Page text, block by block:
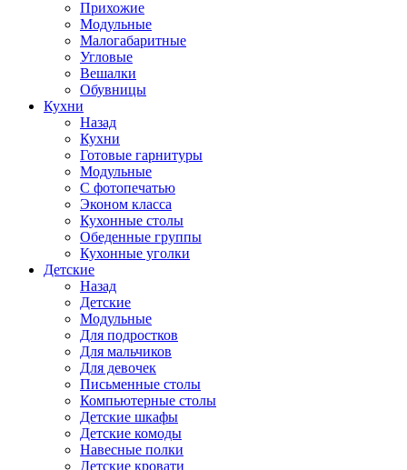
Прихожие
Модульные
Малогабаритные
Угловые
Вешалки
Обувницы
Кухни
Назад
Кухни
Готовые гарнитуры
Модульные
С фотопечатью
Эконом класса
Кухонные столы
Обеденные группы
Кухонные уголки
Детские
Назад
Детские
Модульные
Для подростков
Для мальчиков
Для девочек
Письменные столы
Компьютерные столы
Детские шкафы
Детские комоды
Навесные полки
Детские кровати